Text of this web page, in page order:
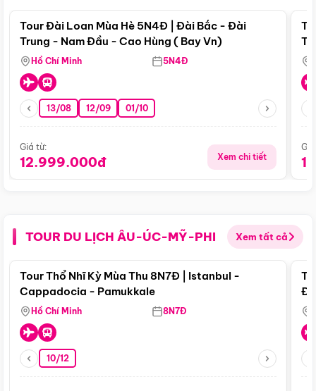
Tour Đài Loan Mùa Hè 5N4Đ | Đài Bắc - Đài
Trung - Nam Đầu - Cao Hùng ( Bay Vn)
Hồ Chí Minh 5N4Đ
13/08 12/09 01/10
Giá từ:
12.999.000đ Xem chi tiết
TOUR DU LỊCH ÂU-ÚC-MỸ-PHI Xem tất cả
Điểm nổi bật
Tour Thổ Nhĩ Kỳ Mùa Thu 8N7Đ | Istanbul -
Cappadocia - Pamukkale
Hồ Chí Minh 8N7Đ
10/12